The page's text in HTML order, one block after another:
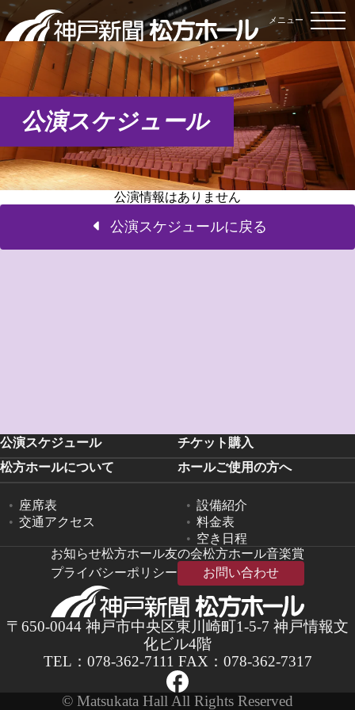
メニュー
公演スケジュール
公演情報はありません
公演スケジュールに戻る
〒650-0044 神戸市中央区東川崎町1-5-7 神戸情報文
化ビル4階
TEL： 078-362-7111 FAX：078-362-7317
公演スケジュール
チケット購入
松方ホールについて
座席表
交通アクセス
ホールご使用の方へ
設備紹介
料金表
空き日程
お知らせ松方ホール友の会松方ホール音楽賞
プライバシーポリシー
お問い合わせ
© Matsukata Hall All Rights Reserved